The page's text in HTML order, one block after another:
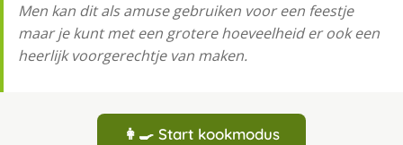
Men kan dit als amuse gebruiken voor een feestje
maar je kunt met een grotere hoeveelheid er ook een
heerlijk voorgerechtje van maken.
👩‍🍳 Start kookmodus